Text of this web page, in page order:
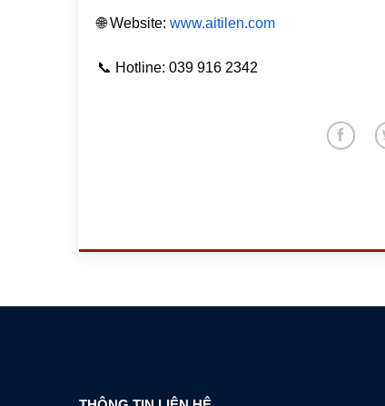
🌐 Website: www.aitilen.com
📞 Hotline: 039 916 2342